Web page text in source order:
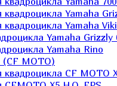
Yamaha
Yamaha
Yamaha Grizzly
Yamaha Rino
MOTO)
CF MOTO